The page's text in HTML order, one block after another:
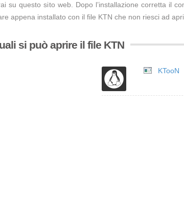
su questo sito web. Dopo l’installazione corretta il
appena installato con il file KTN che non riesci ad
si può aprire il file KTN
KTooN